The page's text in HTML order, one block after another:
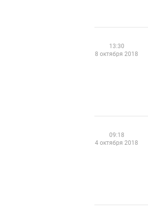
13:30
8 октября 2018
09:18
4 октября 2018